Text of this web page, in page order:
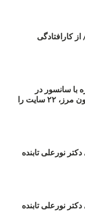
کارافتادگی
با سانسور در
اینترنت: #آزادی هم‌آیند گزارشگران‌ بدون مرز، ۲۲ سایت را
نورعلی تابنده
نورعلی تابنده